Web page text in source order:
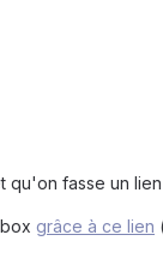
fasse un
grâce à ce lien